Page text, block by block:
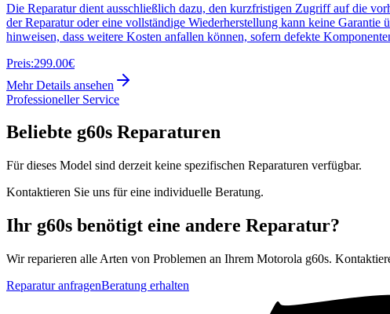
Die Reparatur dient ausschließlich dazu, den kurzfristigen Zugriff auf die
der Reparatur oder eine vollständige Wiederherstellung kann keine
hinweisen, dass weitere Kosten anfallen können, sofern defekte
Preis:299.00€
Mehr Details ansehen
Professioneller Service
Beliebte g60s Reparaturen
Für dieses Model sind derzeit keine spezifischen Reparaturen verfügbar.
Kontaktieren Sie uns für eine individuelle Beratung.
Ihr g60s benötigt eine andere Reparatur?
Wir reparieren alle Arten von Problemen an Ihrem Motorola g60s.
Reparatur anfragenBeratung erhalten